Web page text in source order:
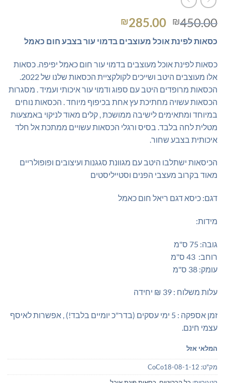
₪450.00
המחיר
היה:
₪450.00.
₪285.00
הוא:
כסאות לפינת אוכל מעוצבים בדמוי עור בצבע חום כאמל
כסאות לפינת אוכל מעוצבים בדמוי עור חום כאמל יפיפה. כסאות
הכסאות מרופדים היטב עם ספוג ודמוי עור איכותי ועמיד . מסגרות
הכסאות עשויה מחתיכת עץ אחת בכיפוף מיוחד . הכסאות נוחים
במיוחד ומתאימים לישיבה ממושכת , קלים מאוד לניקוי באמצעות
מטלית לחה בלבד. בסיס ורגלי הכסאות עשויים ממתכת אל חלד
איכותית בצבע שחור.
הכיסאות ישתלבו היטב עם מגוונת סגגנות ועיצובים ופופולריים
מאוד בקרוב מעצבי הפנים וסטייליסטים
דגם: כיסא דגם ריאל חום כאמל
מידות:
גובה: 75 ס"מ
רוחב: 43 ס"מ
עומק: 38 ס"מ
עלות משלוח : 39 ₪ יחידה
זמן אספקה : 5 ימי עסקים (בדר"כ יומיים בלבד!) , אפשרות לאיסף
עצמי חינם.
המלאי אזל
מק"ט: CoCo18-08-1-12